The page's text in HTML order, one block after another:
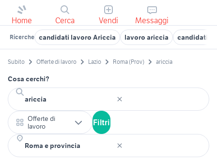
Home Cerca Vendi Messaggi
Ricerche candidati lavoro Ariccia lavoro ariccia candidati
Subito Offerte di lavoro Lazio Roma (Prov) ariccia
Cosa cerchi?
Offerte di
lavoro
Filtri